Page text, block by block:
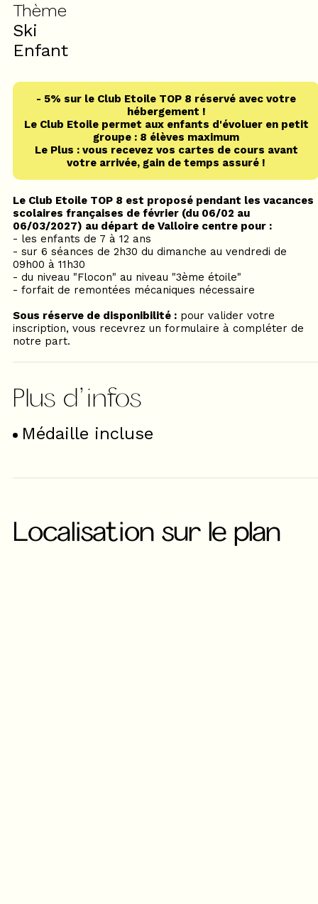
Thème
Ski
Enfant
- 5% sur le Club Etoile TOP 8 réservé avec votre
hébergement !
Le Club Etoile permet aux enfants d'évoluer en petit
groupe : 8 élèves maximum
Le Plus : vous recevez vos cartes de cours avant
votre arrivée, gain de temps assuré !
Le Club Etoile TOP 8 est proposé pendant les vacances
scolaires françaises de février (du 06/02 au
06/03/2027) au départ de Valloire centre pour :
- les enfants de 7 à 12 ans
- sur 6 séances de 2h30 du dimanche au vendredi de
09h00 à 11h30
- du niveau "Flocon" au niveau "3ème étoile"
- forfait de remontées mécaniques nécessaire​
Sous réserve de disponibilité : pour valider votre
inscription, vous recevrez un formulaire à compléter de
notre part.
Médaille incluse
Localisation sur le plan